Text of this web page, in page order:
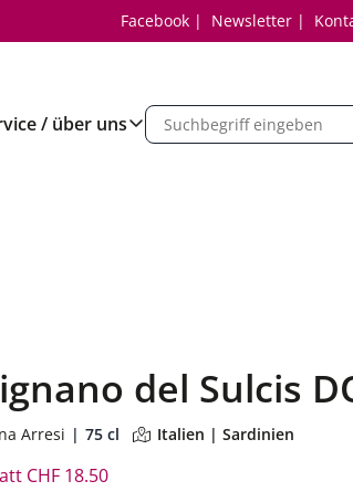
Facebook Newsletter
/ über uns
del Sulcis
Arresi 75 cl Italien | Sardinien
CHF 18.50